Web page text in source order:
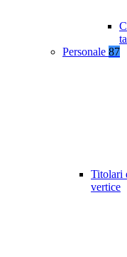
Personale 87
Titolari
vertice